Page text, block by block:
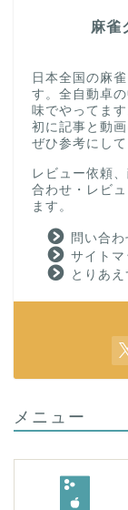
麻雀
日本全国の麻
す。全自動卓
味でやってま
初に記事と動
ぜひ参考にして
レビュー依頼
合わせ・レビ
ます。
問い合
サイトマ
とりあ
メニュー